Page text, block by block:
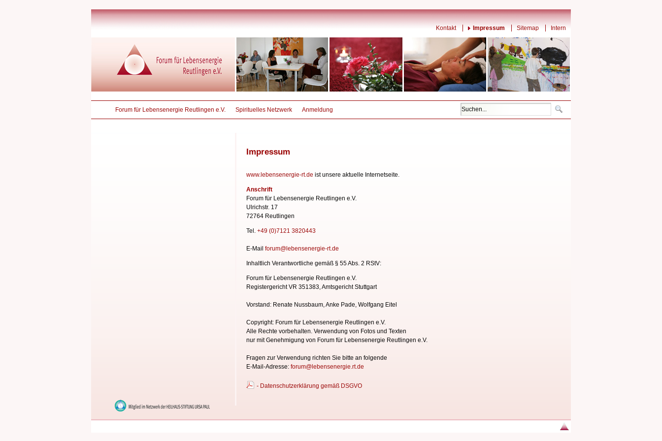
Kontakt Impressum Sitemap Intern
Forum für Lebensenergie Reutlingen e.V. Spirituelles Netzwerk Anmeldung
Impressum
www.lebensenergie-rt.de ist unsere aktuelle Internetseite.
Anschrift
Forum für Lebensenergie Reutlingen e.V.
Ulrichstr. 17
72764 Reutlingen
Tel. +49 (0)7121 3820443
E-Mail forum@lebensenergie-rt.de
Inhaltlich Verantwortliche gemäß § 55 Abs. 2 RStV:
Forum für Lebensenergie Reutlingen e.V.
Registergericht VR 351383, Amtsgericht Stuttgart
Vorstand: Renate Nussbaum, Anke Pade, Wolfgang Eitel
Copyright: Forum für Lebensenergie Reutlingen e.V.
Alle Rechte vorbehalten. Verwendung von Fotos und Texten
nur mit Genehmigung von Forum für Lebensenergie Reutlingen e.V.
Fragen zur Verwendung richten Sie bitte an folgende
E-Mail-Adresse: forum@lebensenergie.rt.de
- Datenschutzerklärung gemäß DSGVO